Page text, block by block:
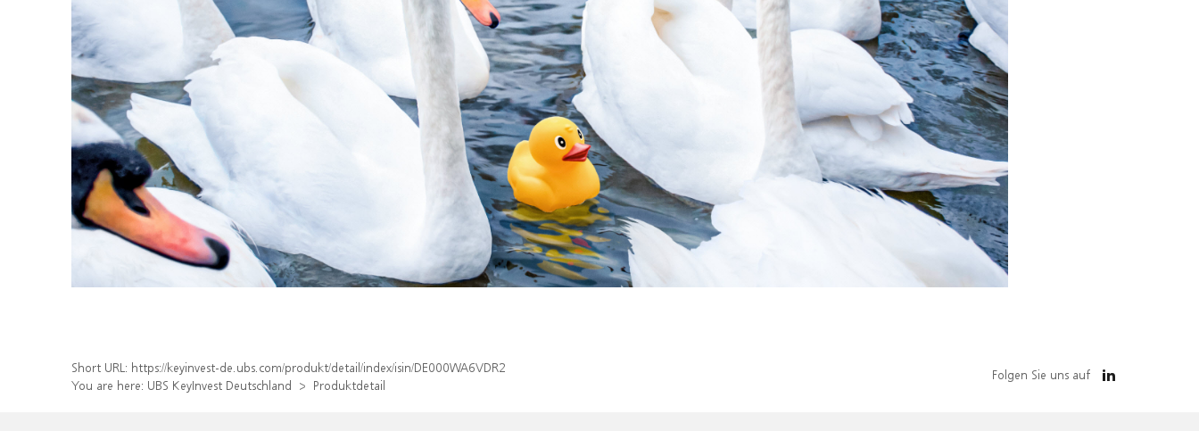
Short URL: https://keyinvest-de.ubs.com/produkt/detail/index/isin/DE000WA6VDR2
You are here: UBS KeyInvest Deutschland Produktdetail
Folgen Sie uns auf